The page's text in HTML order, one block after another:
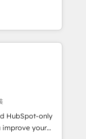
and we’re
and
with deep
faster—with
and more
& Custom
· Sales &
growth
HubSpot-only
improve your